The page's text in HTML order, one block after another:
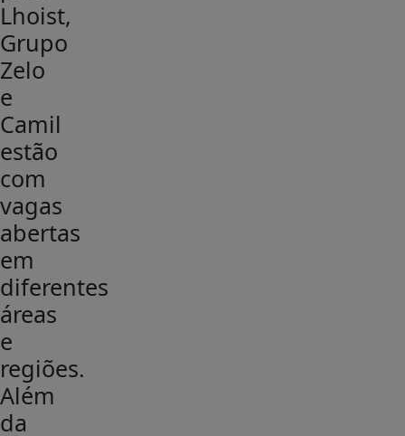
Lhoist,
Grupo
Zelo
e
Camil
estão
com
vagas
abertas
em
diferentes
áreas
e
regiões.
Além
da